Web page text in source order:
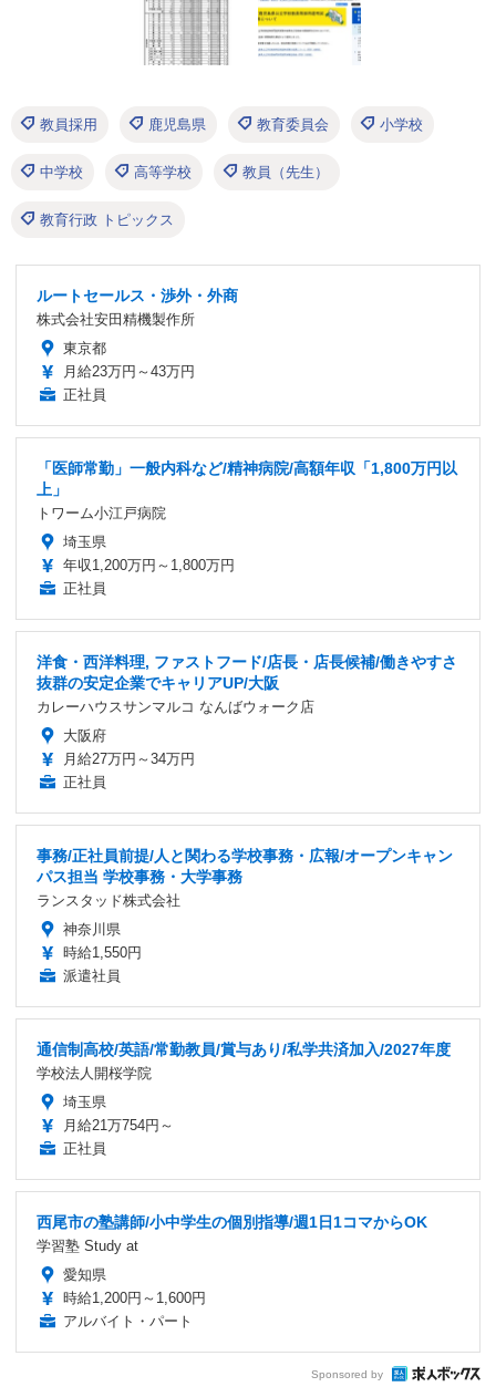
教員採用 鹿児島県 教育委員会 小学校
中学校 高等学校 教員（先生）
教育行政 トピックス
ルートセールス・渉外・外商
株式会社安田精機製作所
東京都
月給23万円～43万円
正社員
「医師常勤」一般内科など/精神病院/高額年収「1,800万円以
上」
トワーム小江戸病院
埼玉県
年収1,200万円～1,800万円
正社員
洋食・西洋料理, ファストフード/店長・店長候補/働きやすさ
抜群の安定企業でキャリアUP/大阪
カレーハウスサンマルコ なんばウォーク店
大阪府
月給27万円～34万円
正社員
事務/正社員前提/人と関わる学校事務・広報/オープンキャン
パス担当 学校事務・大学事務
ランスタッド株式会社
神奈川県
時給1,550円
派遣社員
通信制高校/英語/常勤教員/賞与あり/私学共済加入/2027年度
学校法人開桜学院
埼玉県
月給21万754円～
正社員
西尾市の塾講師/小中学生の個別指導/週1日1コマからOK
学習塾 Study at
愛知県
時給1,200円～1,600円
アルバイト・パート
Sponsored by